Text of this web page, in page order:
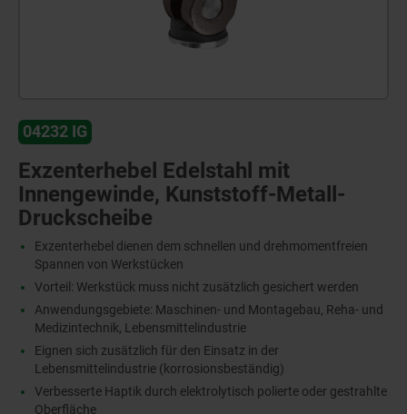
04232 IG
Exzenterhebel Edelstahl mit
Innengewinde, Kunststoff-Metall-
Druckscheibe
Exzenterhebel dienen dem schnellen und drehmomentfreien
Spannen von Werkstücken
Vorteil: Werkstück muss nicht zusätzlich gesichert werden
Anwendungsgebiete: Maschinen- und Montagebau, Reha- und
Medizintechnik, Lebensmittelindustrie
Eignen sich zusätzlich für den Einsatz in der
Lebensmittelindustrie (korrosionsbeständig)
Verbesserte Haptik durch elektrolytisch polierte oder gestrahlte
Oberfläche